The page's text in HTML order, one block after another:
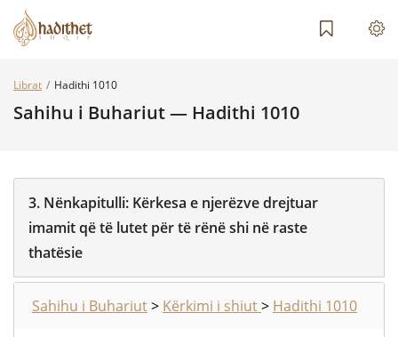
Librat Hadithi 1010
Sahihu i Buhariut — Hadithi 1010
3. Nënkapitulli: Kërkesa e njerëzve drejtuar
imamit që të lutet për të rënë shi në raste
thatësie
Sahihu i Buhariut> Kërkimi i shiut> Hadithi 1010